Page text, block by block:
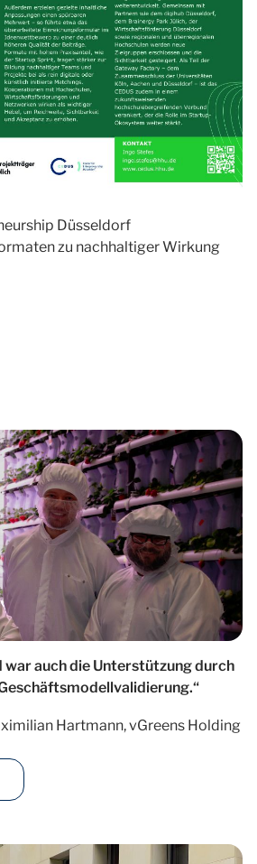
Düsseldorf
zu nachhaltiger Wirkung
war auch die Unterstützung durch
Hartmann, vGreens Holding